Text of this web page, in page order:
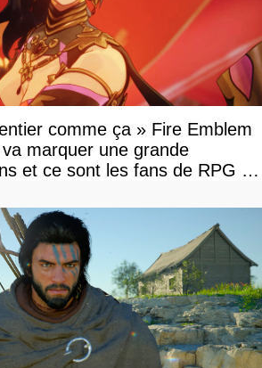
comme ça » Fire Emblem
marquer une grande
et ce sont les fans de RPG en